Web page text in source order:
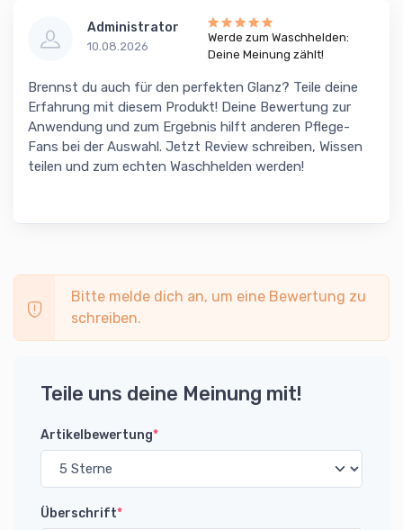
Administrator
10.08.2026
Werde zum Waschhelden:
Deine Meinung zählt!
Brennst du auch für den perfekten Glanz? Teile deine
Erfahrung mit diesem Produkt! Deine Bewertung zur
Anwendung und zum Ergebnis hilft anderen Pflege-
Fans bei der Auswahl. Jetzt Review schreiben, Wissen
teilen und zum echten Waschhelden werden!
Bitte melde dich an, um eine Bewertung zu
schreiben.
Teile uns deine Meinung mit!
Artikelbewertung*
Überschrift*